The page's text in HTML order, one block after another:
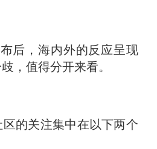
后，海内外的反应呈现
，值得分开来看。
的关注集中在以下两个